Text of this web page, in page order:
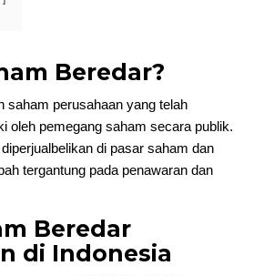
Beredar?
saham perusahaan yang telah
oleh pemegang saham secara publik.
di pasar saham dan
tergantung pada penawaran dan
Beredar
di Indonesia